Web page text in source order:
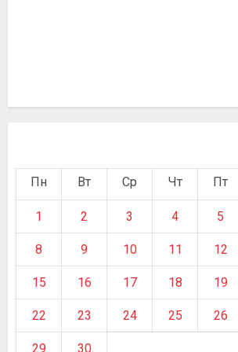
Пн Вт Ср Чт Пт
1 2 3 4 5
8 9 10 11 12
15 16 17 18 19
22 23 24 25 26
29 30